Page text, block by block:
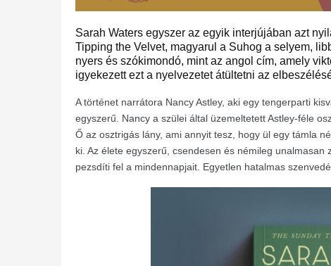
Sarah Waters egyszer az egyik interjújában azt
Tipping the Velvet, magyarul a Suhog a selyem,
nyers és szókimondó, mint az angol cím, amely
igyekezett ezt a nyelvezetet átültetni az
A történet narrátora Nancy Astley, aki egy tengerparti
egyszerű. Nancy a szülei által üzemeltetett Astley-féle
Ő az osztrigás lány, ami annyit tesz, hogy ül egy támla
ki. Az élete egyszerű, csendesen és némileg
pezsdíti fel a mindennapjait. Egyetlen hatalmas